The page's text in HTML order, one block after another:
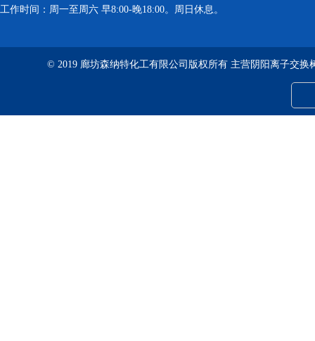
工作时间：周一至周六 早8:00-晚18:00。周日休息。
© 2019 廊坊森纳特化工有限公司版权所有 主营阴阳离子交换